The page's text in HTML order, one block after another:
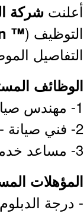
أعلنت شركة
التوظيف (™ LinkedIn
التفاصيل
الوظائف
1- مهندس صيانة - المعدات المتحركة في السكك الحديدية.
2- فني صيانة - المعدات المتحركة في السكك الحديدية.
3- مساعد خدمات الركاب.
المؤهلات
- درجة